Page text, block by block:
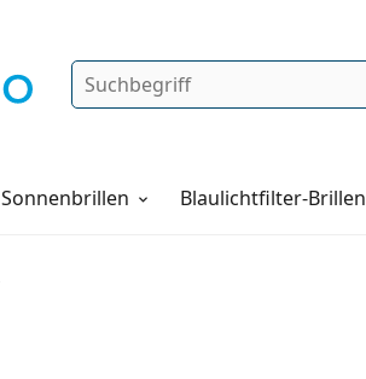
Suche
Sonnenbrillen Blaulichtfilter-Brillen